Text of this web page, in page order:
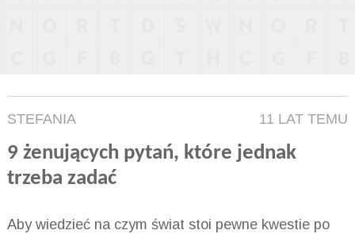
STEFANIA 11 LAT TEMU
9 żenujących pytań, które jednak
trzeba zadać
Aby wiedzieć na czym świat stoi pewne kwestie po